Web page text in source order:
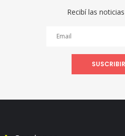
Recibí las